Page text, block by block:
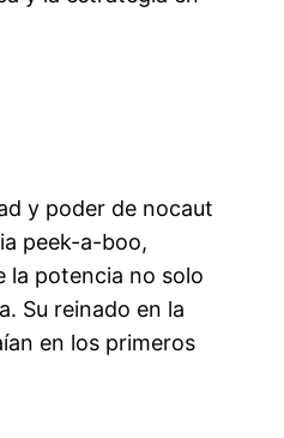
y poder de nocaut
peek-a-boo,
la potencia no solo
Su reinado en la
en los primeros